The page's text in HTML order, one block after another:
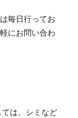
毎日行ってお
にお問い合わ
は、シミなど